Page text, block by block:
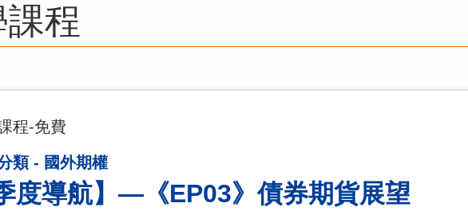
程
程-免費
類 - 國外期權
度導航】—《EP03》債券期貨展望